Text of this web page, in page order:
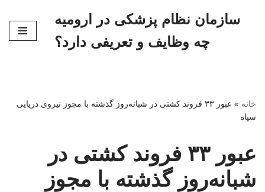
سازمان نظام پزشکی در ارومیه
چه وظایف و تعریفی دارد؟
خانه »
عبور ۳۳ فروند کشتی در شبانه‌روز گذشته با مجوز نیروی دریایی
سپاه
عبور ۳۳ فروند کشتی در
شبانه‌روز گذشته با مجوز